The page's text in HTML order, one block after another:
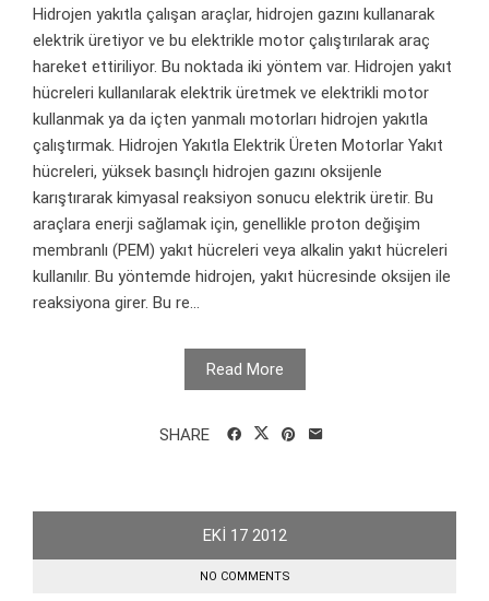
Hidrojen yakıtla çalışan araçlar, hidrojen gazını kullanarak
elektrik üretiyor ve bu elektrikle motor çalıştırılarak araç
hareket ettiriliyor. Bu noktada iki yöntem var. Hidrojen yakıt
hücreleri kullanılarak elektrik üretmek ve elektrikli motor
kullanmak ya da içten yanmalı motorları hidrojen yakıtla
çalıştırmak. Hidrojen Yakıtla Elektrik Üreten Motorlar Yakıt
hücreleri, yüksek basınçlı hidrojen gazını oksijenle
karıştırarak kimyasal reaksiyon sonucu elektrik üretir. Bu
araçlara enerji sağlamak için, genellikle proton değişim
membranlı (PEM) yakıt hücreleri veya alkalin yakıt hücreleri
kullanılır. Bu yöntemde hidrojen, yakıt hücresinde oksijen ile
reaksiyona girer. Bu re...
Read More
SHARE
EKI 17 2012
NO COMMENTS